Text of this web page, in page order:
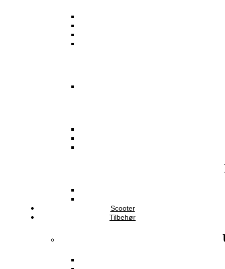
Scooter
Tilbehør